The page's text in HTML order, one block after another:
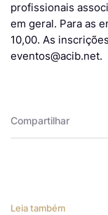
profissionais
em geral. Para as
10,00. As
eventos@acib.net.
Compartilhar
Leia também